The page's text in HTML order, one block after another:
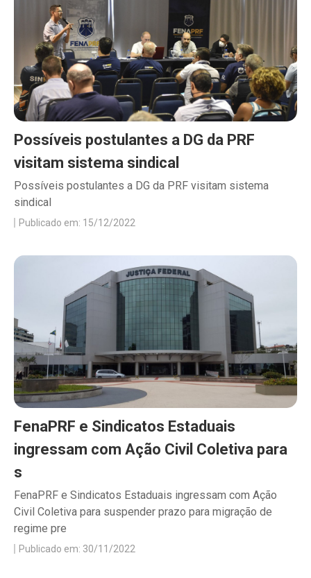
Possíveis postulantes a DG da PRF
visitam sistema sindical
Possíveis postulantes a DG da PRF visitam sistema
sindical
Publicado em: 15/12/2022
FenaPRF e Sindicatos Estaduais
ingressam com Ação Civil Coletiva para
s
FenaPRF e Sindicatos Estaduais ingressam com Ação
Civil Coletiva para suspender prazo para migração de
regime pre
Publicado em: 30/11/2022